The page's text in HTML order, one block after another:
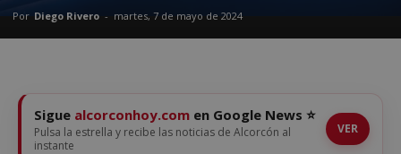
Por Diego Rivero - martes, 7 de mayo de 2024
Sigue alcorconhoy.com en Google News ⭐
Pulsa la estrella y recibe las noticias de Alcorcón al
instante
VER